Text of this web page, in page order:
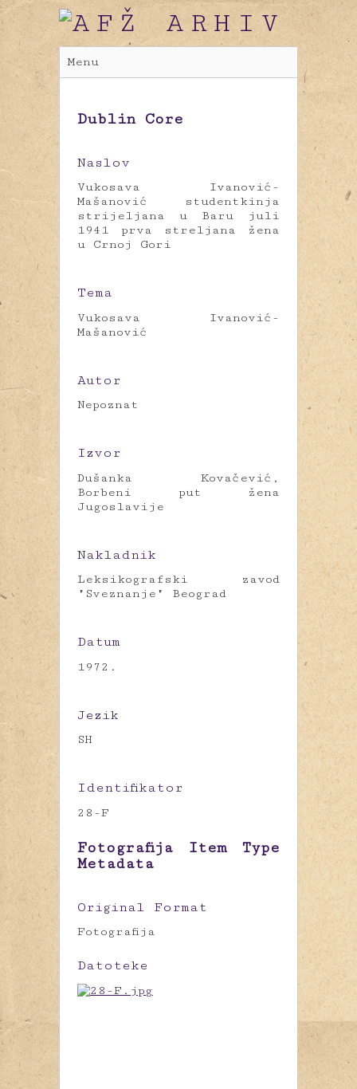
Menu
Dublin Core
Naslov
Vukosava Ivanović-
Mašanović studentkinja
strijeljana u Baru juli
1941 prva streljana žena
u Crnoj Gori
Tema
Vukosava Ivanović-
Mašanović
Autor
Nepoznat
Izvor
Dušanka Kovačević,
Borbeni put žena
Jugoslavije
Nakladnik
Leksikografski zavod
"Sveznanje" Beograd
Datum
1972.
Jezik
SH
Identifikator
28-F
Fotografija Item Type
Metadata
Original Format
Fotografija
Datoteke